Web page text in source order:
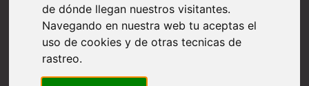
de dónde llegan nuestros visitantes.
Navegando en nuestra web tu aceptas el
uso de cookies y de otras tecnicas de
rastreo.